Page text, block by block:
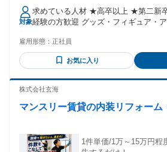
（固定残業時間：1ヶ月あたり37時間
た勤務時間については別途残業代を支給する 【一
員に一律で支払われる通勤・皆勤・
に一律で支払われるその他手当金額：なし ◎経験・能
ます。 【大卒】月給24万円～ 【専門
対象
求めている人材 ★高卒以上 ★第二新
経験の方歓迎 グッズ・フィギュア・
不問） ●メーカー経験（年数不問）
Excelのスキル
雇用形態： 正社員
お気に入り
株式会社玄海
マンスリー賃貸の内装リフォーム
1件単価/1万～15万円程